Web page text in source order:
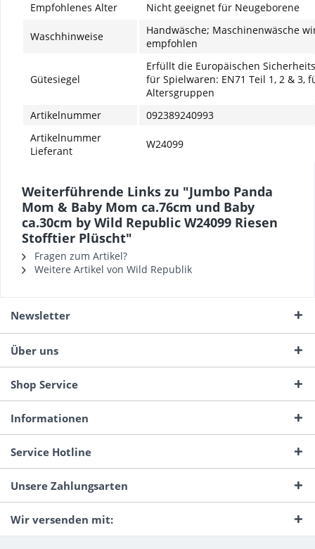
Empfohlenes Alter Nicht geeignet für Neugeborene
Waschhinweise
Handwäsche; Maschinenwäsche
empfohlen
Gütesiegel
Erfüllt die Europäischen
für Spielwaren: EN71 Teil 1, 2 & 3,
Altersgruppen
Artikelnummer
092389240993
Artikelnummer
Lieferant
W24099
Weiterführende Links zu "Jumbo Panda
Mom & Baby Mom ca.76cm und Baby
ca.30cm by Wild Republic W24099 Riesen
Stofftier Plüscht"
Fragen zum Artikel?
Weitere Artikel von Wild Republik
Newsletter
Über uns
Shop Service
Informationen
Service Hotline
Unsere Zahlungsarten
Wir versenden mit: